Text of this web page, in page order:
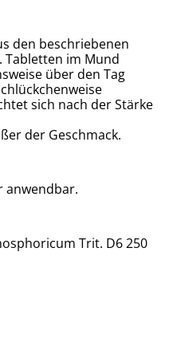
den beschriebenen
im Mund
über den Tag
sich nach der Stärke
der Geschmack.
anwendbar.
Trit. D6 250